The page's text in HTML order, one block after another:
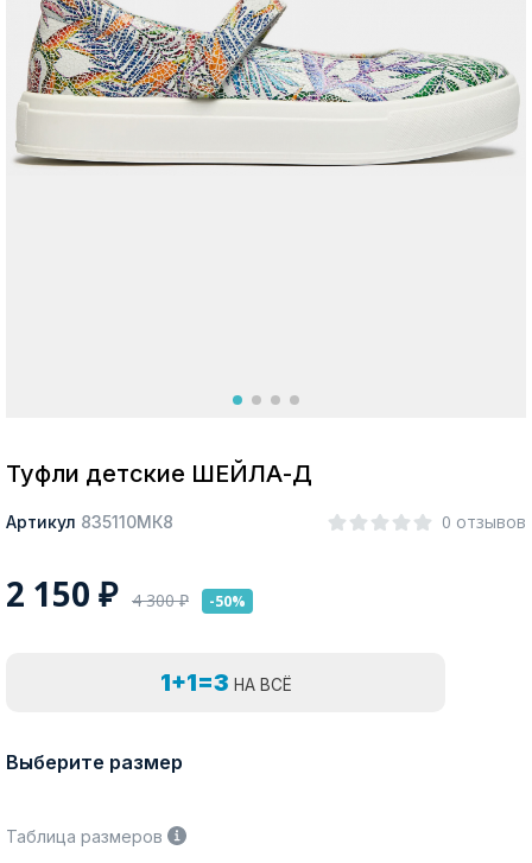
Акции / Новости
Адреса магазинов
Туфли детские ШЕЙЛА-Д
Артикул 835110МК8 0 отзывов
2 150 ₽ 4 300₽ -50%
1+1=3 НА ВСЁ
Выберите размер
Таблица размеров